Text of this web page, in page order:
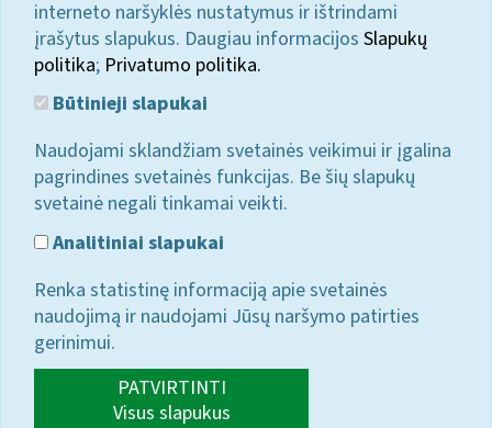
interneto naršyklės nustatymus ir ištrindami
įrašytus slapukus. Daugiau informacijos Slapukų
politika; Privatumo politika.
Būtinieji slapukai
Naudojami sklandžiam svetainės veikimui ir įgalina
pagrindines svetainės funkcijas. Be šių slapukų
svetainė negali tinkamai veikti.
Analitiniai slapukai
Renka statistinę informaciją apie svetainės
naudojimą ir naudojami Jūsų naršymo patirties
gerinimui.
PATVIRTINTI
Visus slapukus